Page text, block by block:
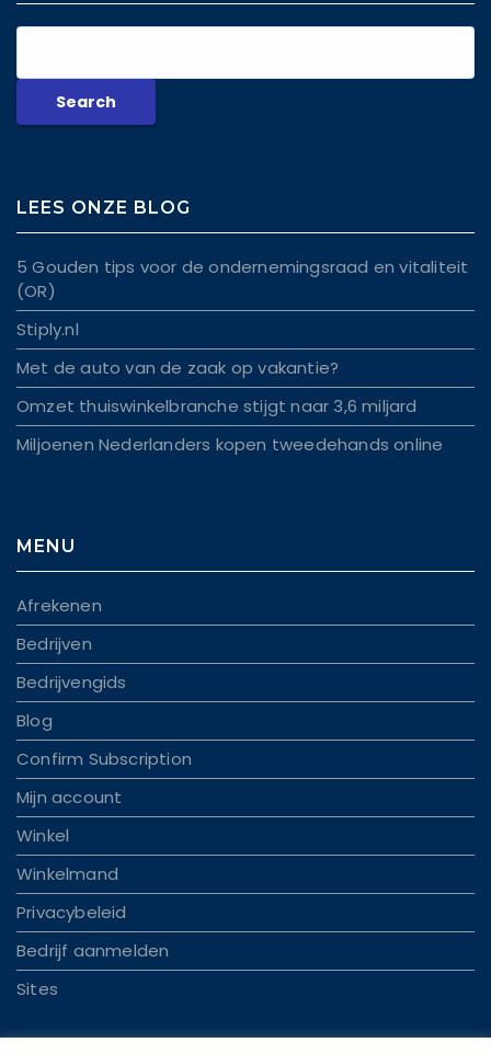
LEES ONZE BLOG
5 Gouden tips voor de ondernemingsraad en vitaliteit
(OR)
Stiply.nl
Met de auto van de zaak op vakantie?
Omzet thuiswinkelbranche stijgt naar 3,6 miljard
Miljoenen Nederlanders kopen tweedehands online
MENU
Afrekenen
Bedrijven
Bedrijvengids
Blog
Confirm Subscription
Mijn account
Winkel
Winkelmand
Privacybeleid
Bedrijf aanmelden
Sites